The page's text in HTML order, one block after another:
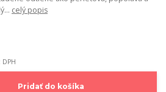
celý popis
DPH
Pridať do košíka